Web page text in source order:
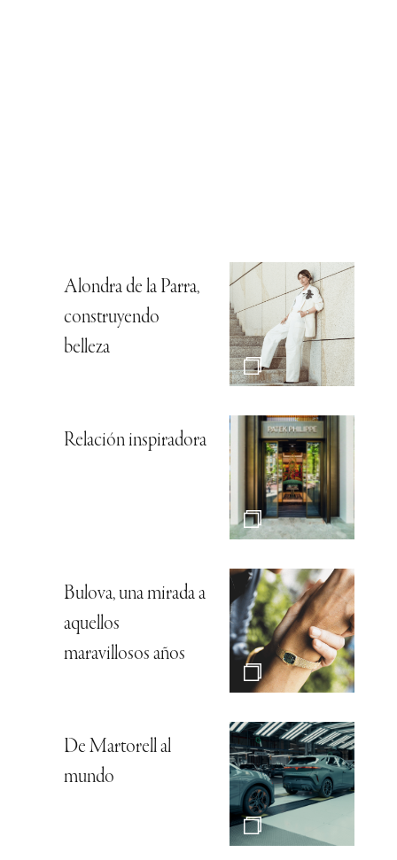
Alondra de la Parra,
construyendo
belleza
Relación inspiradora
Bulova, una mirada a
aquellos
maravillosos años
De Martorell al
mundo